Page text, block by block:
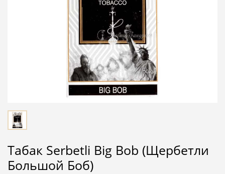
Табак Serbetli Big Bob (Щербетли
Большой Боб)